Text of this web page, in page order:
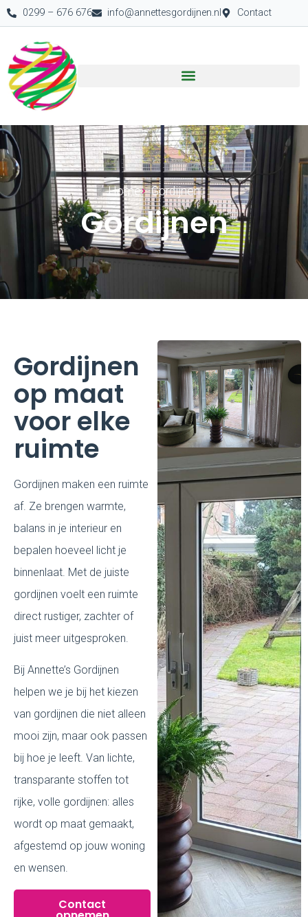
0299 – 676 676 info@annettesgordijnen.nl Contact
Home Gordijnen
Gordijnen
Gordijnen
op maat
voor elke
ruimte
Gordijnen maken een ruimte
af. Ze brengen warmte,
balans in je interieur en
bepalen hoeveel licht je
binnenlaat. Met de juiste
gordijnen voelt een ruimte
direct rustiger, zachter of
juist meer uitgesproken.
Bij Annette’s Gordijnen
helpen we je bij het kiezen
van gordijnen die niet alleen
mooi zijn, maar ook passen
bij hoe je leeft. Van lichte,
transparante stoffen tot
rijke, volle gordijnen: alles
wordt op maat gemaakt,
afgestemd op jouw woning
en wensen.
Contact